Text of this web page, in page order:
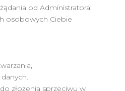
od Administratora:
osobowych Ciebie
złożenia sprzeciwu w